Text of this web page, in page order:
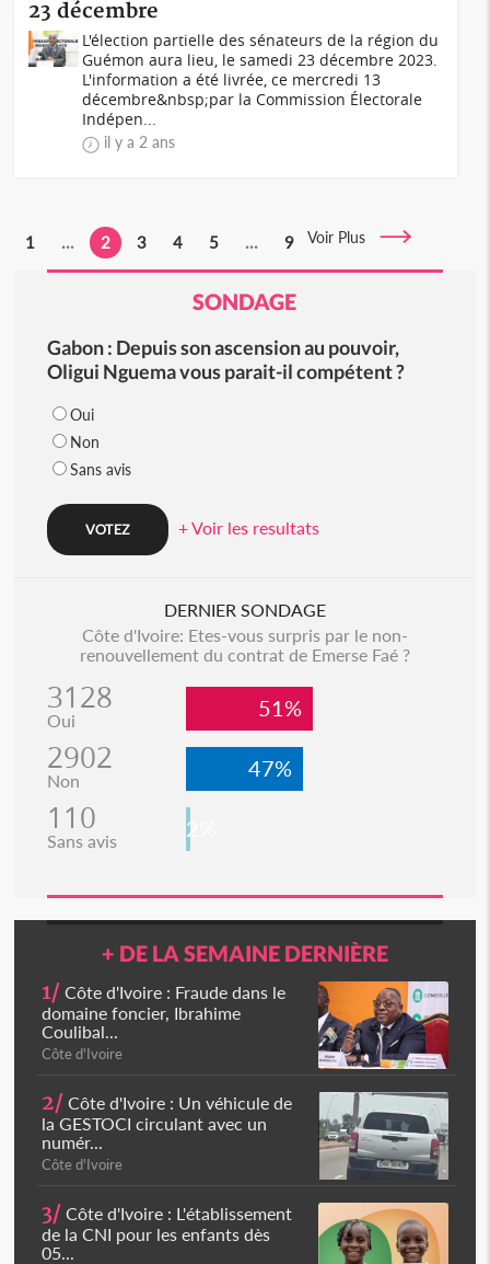
23 décembre
L'élection partielle des sénateurs de la région du
Guémon aura lieu, le samedi 23 décembre 2023.
L'information a été livrée, ce mercredi 13
décembre&nbsp;par la Commission Électorale
Indépen...
il y a 2 ans
1 ... 2 3 4 5 ... 9 Voir Plus
SONDAGE
Gabon : Depuis son ascension au pouvoir,
Oligui Nguema vous parait-il compétent ?
Oui
Non
Sans avis
+ Voir les resultats
DERNIER SONDAGE
Côte d'Ivoire: Etes-vous surpris par le non-
renouvellement du contrat de Emerse Faé ?
3128
Oui 51%
2902
Non 47%
110
Sans avis 2%
+ DE LA SEMAINE DERNIÈRE
1/ Côte d'Ivoire : Fraude dans le
domaine foncier, Ibrahime
Coulibal...
Côte d'Ivoire
2/ Côte d'Ivoire : Un véhicule de
la GESTOCI circulant avec un
numér...
Côte d'Ivoire
3/ Côte d'Ivoire : L'établissement
de la CNI pour les enfants dès
05...